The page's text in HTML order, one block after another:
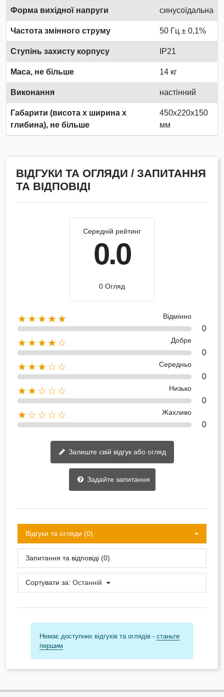
Форма вихідної напруги синусоїдальна
Частота змінного струму 50 Гц ± 0,1%
Ступінь захисту корпусу IP21
Маса, не більше 14 кг
Виконання настінний
Габарити (висота х ширина х
глибина), не більше
450х220х150
мм
ВІДГУКИ ТА ОГЛЯДИ / ЗАПИТАННЯ
ТА ВІДПОВІДІ
Середній рейтинг
0.0
0 Огляд
★★★★★ Відмінно
0
★★★★☆ Добре
0
★★★☆☆ Середньо
0
★★☆☆☆ Низько
0
★☆☆☆☆ Жахливо
0
Залиште свій відгук або огляд
Задайте запитання
Відгуки та огляди (0)
Запитання та відповіді (0)
Сортувати за: Останній
Немає доступних відгуків та оглядів - станьте
першим